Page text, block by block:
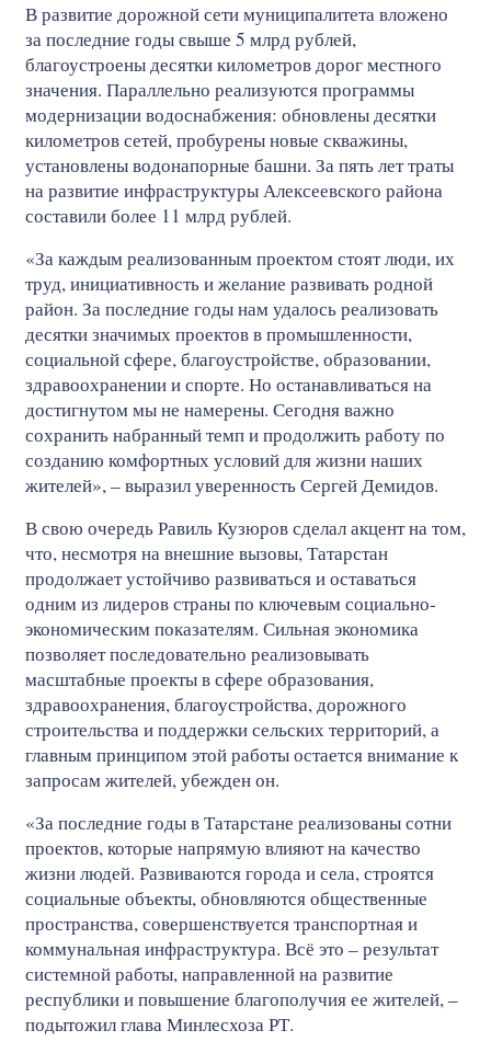
В развитие дорожной сети муниципалитета вложено
за последние годы свыше 5 млрд рублей,
благоустроены десятки километров дорог местного
значения. Параллельно реализуются программы
модернизации водоснабжения: обновлены десятки
километров сетей, пробурены новые скважины,
установлены водонапорные башни. За пять лет траты
на развитие инфраструктуры Алексеевского района
составили более 11 млрд рублей.
«За каждым реализованным проектом стоят люди, их
труд, инициативность и желание развивать родной
район. За последние годы нам удалось реализовать
десятки значимых проектов в промышленности,
социальной сфере, благоустройстве, образовании,
здравоохранении и спорте. Но останавливаться на
достигнутом мы не намерены. Сегодня важно
сохранить набранный темп и продолжить работу по
созданию комфортных условий для жизни наших
жителей», – выразил уверенность Сергей Демидов.
В свою очередь Равиль Кузюров сделал акцент на том,
что, несмотря на внешние вызовы, Татарстан
продолжает устойчиво развиваться и оставаться
одним из лидеров страны по ключевым социально-
экономическим показателям. Сильная экономика
позволяет последовательно реализовывать
масштабные проекты в сфере образования,
здравоохранения, благоустройства, дорожного
строительства и поддержки сельских территорий, а
главным принципом этой работы остается внимание к
запросам жителей, убежден он.
«За последние годы в Татарстане реализованы сотни
проектов, которые напрямую влияют на качество
жизни людей. Развиваются города и села, строятся
социальные объекты, обновляются общественные
пространства, совершенствуется транспортная и
коммунальная инфраструктура. Всё это – результат
системной работы, направленной на развитие
республики и повышение благополучия ее жителей, –
подытожил глава Минлесхоза РТ.